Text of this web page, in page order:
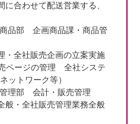
に合わせて配送営業する、
品部 企画商品課・商品管
・全社販売企画の立案実施
ページの管理 全社システ
ットワーク等）
理部 会計・販売管理
般・全社販売管理業務全般